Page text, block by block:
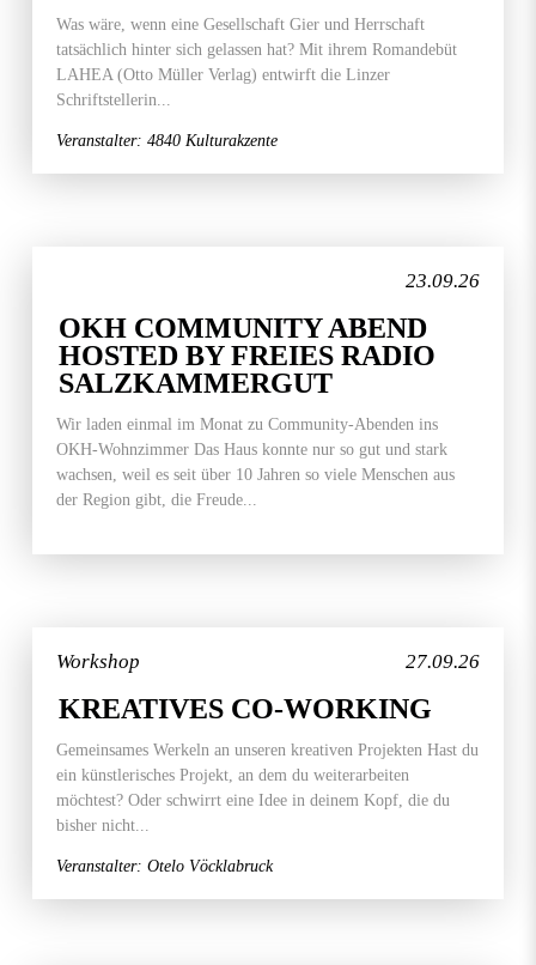
Was wäre, wenn eine Gesellschaft Gier und Herrschaft
tatsächlich hinter sich gelassen hat? Mit ihrem Romandebüt
LAHEA (Otto Müller Verlag) entwirft die Linzer
Schriftstellerin...
Veranstalter: 4840 Kulturakzente
23.09.26
OKH COMMUNITY ABEND
HOSTED BY FREIES RADIO
SALZKAMMERGUT
Wir laden einmal im Monat zu Community-Abenden ins
OKH-Wohnzimmer Das Haus konnte nur so gut und stark
wachsen, weil es seit über 10 Jahren so viele Menschen aus
der Region gibt, die Freude...
27.09.26
Workshop
KREATIVES CO-WORKING
Gemeinsames Werkeln an unseren kreativen Projekten Hast du
ein künstlerisches Projekt, an dem du weiterarbeiten
möchtest? Oder schwirrt eine Idee in deinem Kopf, die du
bisher nicht...
Veranstalter: Otelo Vöcklabruck